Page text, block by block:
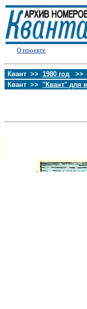
О проекте
Квант >> 1980 год >>
Квант >> "Квант" для